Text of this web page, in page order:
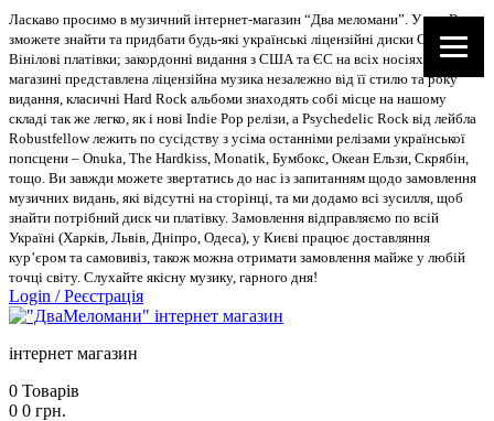
Ласкаво просимо в музичний інтернет-магазин “Два меломани”. У нас Ви
зможете знайти та придбати будь-які українські ліцензійні диски CD, DVD,
Вінілові платівки; закордонні видання з США та ЄС на всіх носіях. В
магазині представлена ліцензійна музика незалежно від її стилю та року
видання, класичні Hard Rock альбоми знаходять собі місце на нашому
складі так же легко, як і нові Indie Pop релізи, а Psychedelic Rock від лейбла
Robustfellow лежить по сусідству з усіма останніми релізами української
попсцени – Onuka, The Hardkiss, Monatik, Бумбокс, Океан Ельзи, Скрябін,
тощо. Ви завжди можете звертатись до нас із запитанням щодо замовлення
музичних видань, які відсутні на сторінці, та ми додамо всі зусилля, щоб
знайти потрібний диск чи платівку. Замовлення відправляємо по всій
Україні (Харків, Львів, Дніпро, Одеса), у Києві працює доставляння
кур’єром та самовивіз, також можна отримати замовлення майже у любій
точці світу. Слухайте якісну музику, гарного дня!
Login /Реєстрація
інтернет магазин
0 Товарів
0 0 грн.